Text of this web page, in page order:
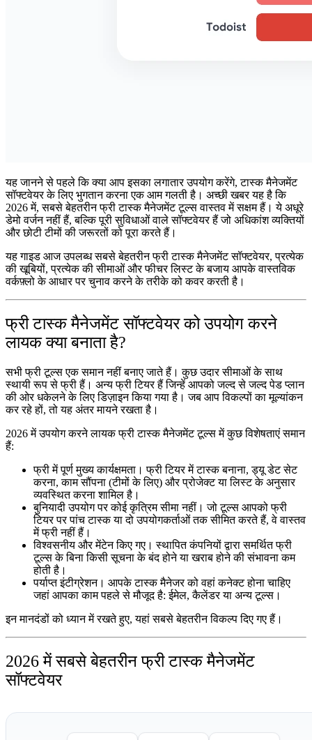
यह जानने से पहले कि क्या आप इसका लगातार उपयोग करेंगे, टास्क मैनेजमेंट
सॉफ्टवेयर के लिए भुगतान करना एक आम गलती है। अच्छी खबर यह है कि
2026 में, सबसे बेहतरीन फ्री टास्क मैनेजमेंट टूल्स वास्तव में सक्षम हैं। ये अधूरे
डेमो वर्जन नहीं हैं, बल्कि पूरी सुविधाओं वाले सॉफ्टवेयर हैं जो अधिकांश व्यक्तियों
और छोटी टीमों की जरूरतों को पूरा करते हैं।
यह गाइड आज उपलब्ध सबसे बेहतरीन फ्री टास्क मैनेजमेंट सॉफ्टवेयर, प्रत्येक
की खूबियों, प्रत्येक की सीमाओं और फीचर लिस्ट के बजाय आपके वास्तविक
वर्कफ़्लो के आधार पर चुनाव करने के तरीके को कवर करती है।
फ्री टास्क मैनेजमेंट सॉफ्टवेयर को उपयोग करने
लायक क्या बनाता है?
सभी फ्री टूल्स एक समान नहीं बनाए जाते हैं। कुछ उदार सीमाओं के साथ
स्थायी रूप से फ्री हैं। अन्य फ्री टियर हैं जिन्हें आपको जल्द से जल्द पेड प्लान
की ओर धकेलने के लिए डिज़ाइन किया गया है। जब आप विकल्पों का मूल्यांकन
कर रहे हों, तो यह अंतर मायने रखता है।
2026 में उपयोग करने लायक फ्री टास्क मैनेजमेंट टूल्स में कुछ विशेषताएं समान
हैं:
फ्री में पूर्ण मुख्य कार्यक्षमता। फ्री टियर में टास्क बनाना, ड्यू डेट सेट
करना, काम सौंपना (टीमों के लिए) और प्रोजेक्ट या लिस्ट के अनुसार
व्यवस्थित करना शामिल है।
बुनियादी उपयोग पर कोई कृत्रिम सीमा नहीं। जो टूल्स आपको फ्री
टियर पर पांच टास्क या दो उपयोगकर्ताओं तक सीमित करते हैं, वे वास्तव
में फ्री नहीं हैं।
विश्वसनीय और मेंटेन किए गए। स्थापित कंपनियों द्वारा समर्थित फ्री
टूल्स के बिना किसी सूचना के बंद होने या खराब होने की संभावना कम
होती है।
पर्याप्त इंटीग्रेशन। आपके टास्क मैनेजर को वहां कनेक्ट होना चाहिए
जहां आपका काम पहले से मौजूद है: ईमेल, कैलेंडर या अन्य टूल्स।
इन मानदंडों को ध्यान में रखते हुए, यहां सबसे बेहतरीन विकल्प दिए गए हैं।
2026 में सबसे बेहतरीन फ्री टास्क मैनेजमेंट
सॉफ्टवेयर